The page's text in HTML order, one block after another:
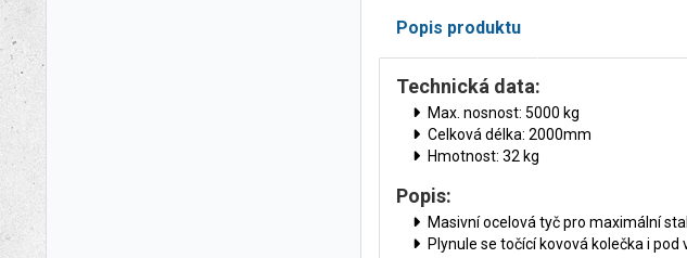
Popis produktu
Technická data:
Max. nosnost: 5000 kg
Celková délka: 2000mm
Hmotnost: 32 kg
Popis:
Masivní ocelová tyč pro maximální
Plynule se točící kovová kolečka i pod